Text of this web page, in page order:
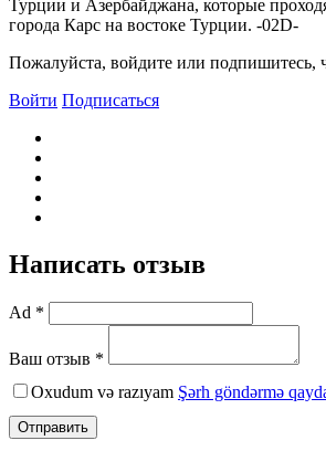
Турции и Азербайджана, которые
города Карс на востоке Турции. -02D-
Пожалуйста, войдите или подпишитесь,
Войти Подписаться
Написать отзыв
Ad *
Ваш отзыв *
Oxudum və razıyam Şərh göndərmə
Отправить